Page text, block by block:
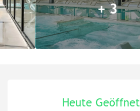
+ 3
Heute Geöffnet